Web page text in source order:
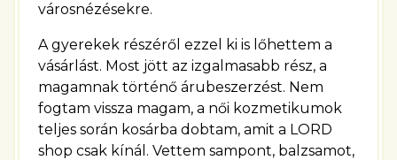
városnézésekre.
A gyerekek részéről ezzel ki is lőhettem a
vásárlást. Most jött az izgalmasabb rész, a
magamnak történő árubeszerzést. Nem
fogtam vissza magam, a női kozmetikumok
teljes során kosárba dobtam, amit a LORD
shop csak kínál. Vettem sampont, balzsamot,